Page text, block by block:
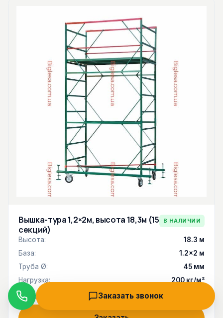
Вышка-тура 1,2×2м, высота 18,3м (15
секций)
В НАЛИЧИИ
Высота:
18.3 м
База:
1.2×2 м
Труба Ø:
45 мм
Нагрузка:
200 кг/м²
60 048 грн 50 040 грн
Звонок
Заказать звонок